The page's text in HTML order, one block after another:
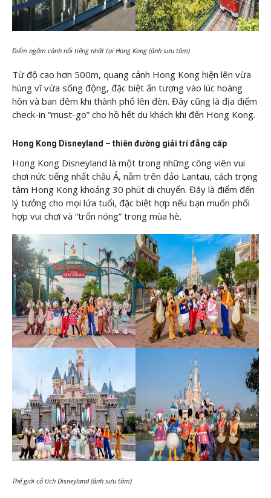
Điểm ngắm cảnh nổi tiếng nhất tại Hong Kong (ảnh sưu tầm)
Từ độ cao hơn 500m, quang cảnh Hong Kong hiện lên vừa
hùng vĩ vừa sống động, đặc biệt ấn tượng vào lúc hoàng
hôn và ban đêm khi thành phố lên đèn. Đây cũng là địa điểm
check-in “must-go” cho hồ hết du khách khi đến Hong Kong.
Hong Kong Disneyland – thiên đường giải trí đẳng cấp
Hong Kong Disneyland là một trong những công viên vui
chơi nức tiếng nhất châu Á, nằm trên đảo Lantau, cách trọng
tâm Hong Kong khoảng 30 phút di chuyển. Đây là điểm đến
lý tưởng cho mọi lứa tuổi, đặc biệt hợp nếu bạn muốn phối
hợp vui chơi và “trốn nóng” trong mùa hè.
Thế giới cổ tích Disneyland (ảnh sưu tầm)